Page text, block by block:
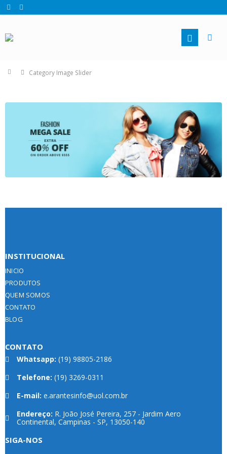
Category Image Slider
INSTITUCIONAL
INICIO
PRODUTOS
QUEM SOMOS
CONTATO
BLOG
CONTATO
Whatsapp: (19) 98805-2186
Telefone: (19) 3269-0311
E-mail: e.arantesinfo@uol.com.br
Endereço: R. João José Pereira, 257 - Jardim Aero
Continental, Campinas - SP, 13050-140
SIGA-NOS